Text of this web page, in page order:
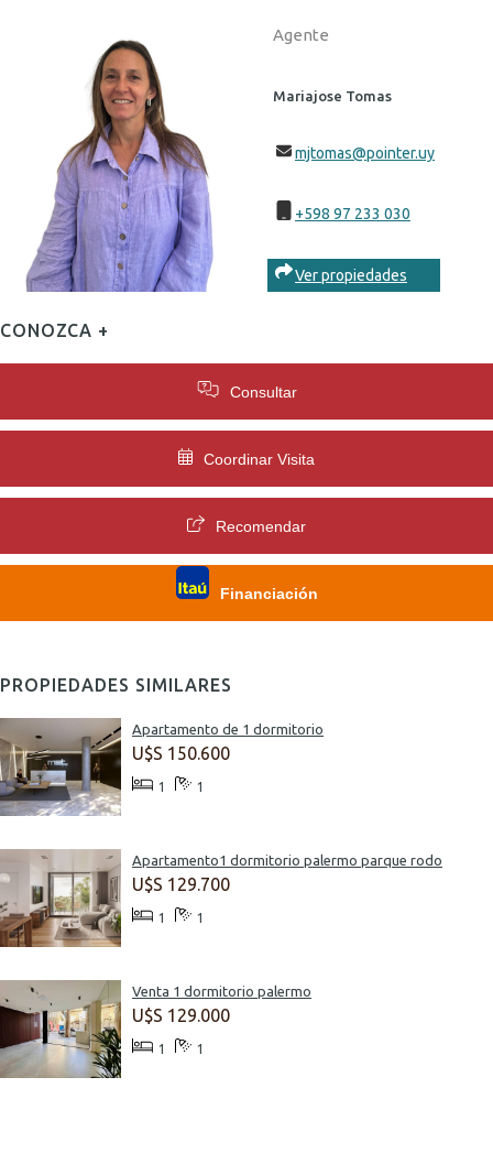
Agente
Mariajose Tomas
mjtomas@pointer.uy
+598 97 233 030
Ver propiedades
CONOZCA +
Consultar
Coordinar Visita
Recomendar
Financiación
PROPIEDADES SIMILARES
Apartamento de 1 dormitorio
U$S 150.600
1 1
Apartamento1 dormitorio palermo parque rodo
U$S 129.700
1 1
Venta 1 dormitorio palermo
U$S 129.000
1 1